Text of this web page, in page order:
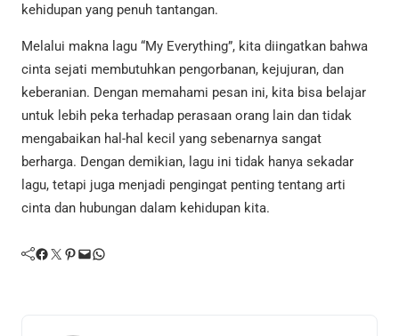
kehidupan yang penuh tantangan.
Melalui makna lagu “My Everything”, kita diingatkan bahwa
cinta sejati membutuhkan pengorbanan, kejujuran, dan
keberanian. Dengan memahami pesan ini, kita bisa belajar
untuk lebih peka terhadap perasaan orang lain dan tidak
mengabaikan hal-hal kecil yang sebenarnya sangat
berharga. Dengan demikian, lagu ini tidak hanya sekadar
lagu, tetapi juga menjadi pengingat penting tentang arti
cinta dan hubungan dalam kehidupan kita.
Facebook Twitter Pinterest Mail WhatsApp